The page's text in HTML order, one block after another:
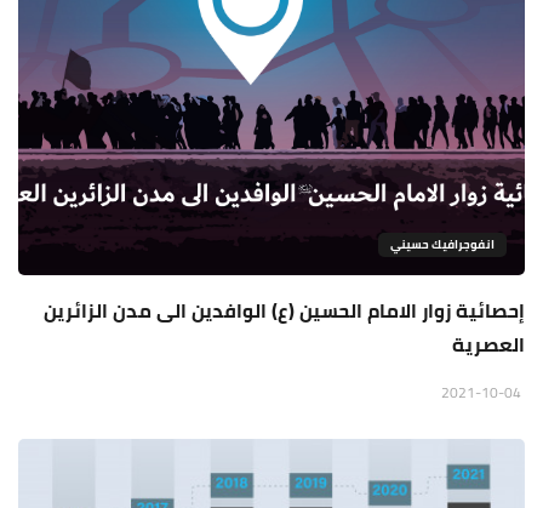
انفوجرافيك حسيني
إحصائية زوار الامام الحسين (ع) الوافدين الى مدن الزائرين
العصرية